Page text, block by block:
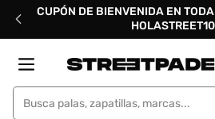
directamente
CUPÓN DE BIENVENIDA EN
HOLASTREET10
Street Padel